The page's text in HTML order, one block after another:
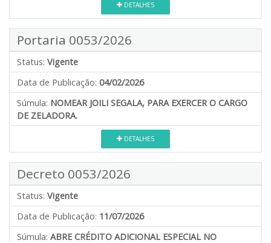
DETALHES
Portaria 0053/2026
Status: Vigente
Data de Publicação: 04/02/2026
Súmula: NOMEAR JOILI SEGALA, PARA EXERCER O CARGO
DE ZELADORA.
DETALHES
Decreto 0053/2026
Status: Vigente
Data de Publicação: 11/07/2026
Súmula: ABRE CRÉDITO ADICIONAL ESPECIAL NO